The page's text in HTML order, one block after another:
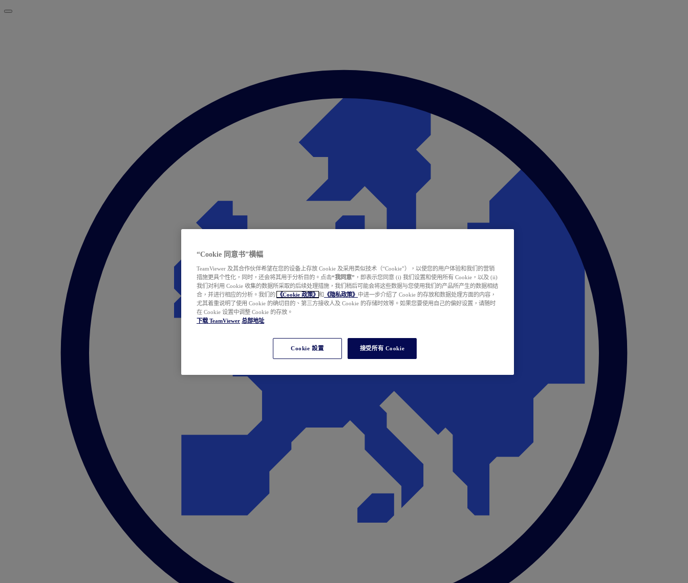
“Cookie 同意书”横幅
TeamViewer 及其合作伙伴希望在您的设备上存放 Cookie 及采用类似技术（“Cookie”），以使您的用户体验和我们的营销
措施更具个性化，同时，还会将其用于分析目的。点击“我同意” ，即表示您同意 (i) 我们设置和使用所有 Cookie，以及 (ii)
我们对利用 Cookie 收集的数据所采取的后续处理措施，我们稍后可能会将这些数据与您使用我们的产品所产生的数据相结
合，并进行相应的分析。我们的
《Cookie 政策》 和 《隐私政策》 中进一步介绍了 Cookie 的存放和数据处理方面的内容，
尤其着重说明了使用 Cookie 的确切目的、第三方接收人及 Cookie 的存储时效等。如果您要使用自己的偏好设置，请随时
在 Cookie 设置中调整 Cookie 的存放。
下载 TeamViewer 总部地址
Cookie 設置 接受所有 Cookie